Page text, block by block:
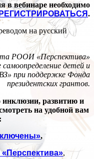
в вебинаре необходимо
.
на русский
РООИ «Перспектива»
детей и
при поддержке Фонда
президентских грантов.
инклюзии, развитию и
на удобной вам
,
,